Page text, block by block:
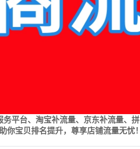
平台、淘宝补流量、京东补流量、
你宝贝排名提升，尊享店铺流量无忧！